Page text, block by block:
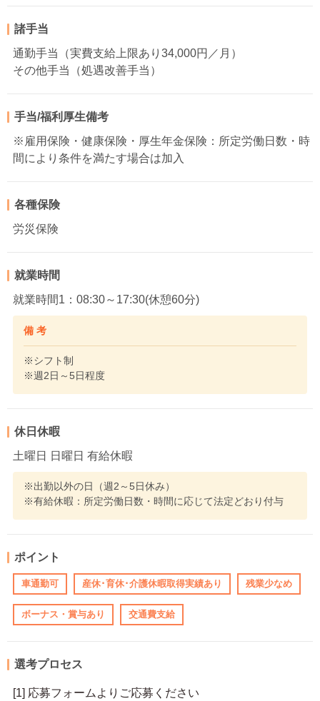
諸手当
通勤手当（実費支給上限あり34,000円／月）
その他手当（処遇改善手当）
手当/福利厚生備考
※雇用保険・健康保険・厚生年金保険：所定労働日数・時
間により条件を満たす場合は加入
各種保険
労災保険
就業時間
就業時間1：08:30～17:30(休憩60分)
備 考
※シフト制
※週2日～5日程度
休日休暇
土曜日 日曜日 有給休暇
※出勤以外の日（週2～5日休み）
※有給休暇：所定労働日数・時間に応じて法定どおり付与
ポイント
車通勤可 産休･育休･介護休暇取得実績あり 残業少なめ
ボーナス・賞与あり 交通費支給
選考プロセス
[1] 応募フォームよりご応募ください